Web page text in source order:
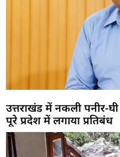
उत्तराखंड में नकली पनीर-
पूरे प्रदेश में लगाया प्रतिबंध